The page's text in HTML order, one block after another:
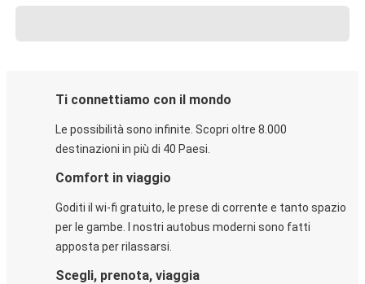
Ti connettiamo con il mondo
Le possibilità sono infinite. Scopri oltre 8.000
destinazioni in più di 40 Paesi.
Comfort in viaggio
Goditi il wi-fi gratuito, le prese di corrente e tanto spazio
per le gambe. I nostri autobus moderni sono fatti
apposta per rilassarsi.
Scegli, prenota, viaggia